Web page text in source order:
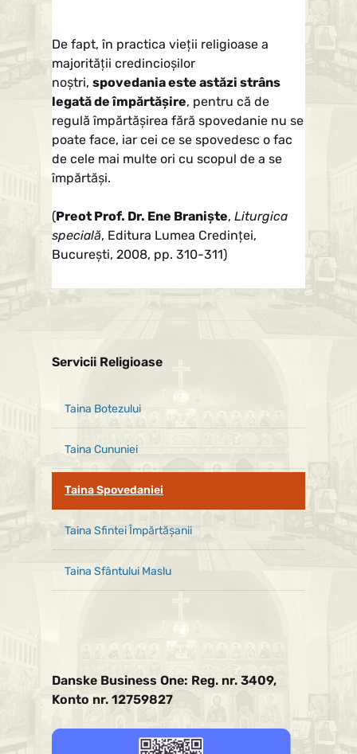
De fapt, în practica vieţii religioase a
majorităţii credincioşilor
noştri, spovedania este astăzi strâns
legată de împărtăşire, pentru că de
regulă împărtăşirea fără spovedanie nu se
poate face, iar cei ce se spovedesc o fac
de cele mai multe ori cu scopul de a se
împărtăşi.
(Preot Prof. Dr. Ene Braniște, Liturgica
specială, Editura Lumea Credinței,
București, 2008, pp. 310-311)
Servicii Religioase
Taina Botezului
Taina Cununiei
Taina Spovedaniei
Taina Sfintei Împărtăşanii
Taina Sfântului Maslu
Danske Business One: Reg. nr. 3409,
Konto nr. 12759827